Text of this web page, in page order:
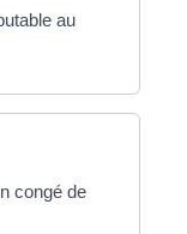
au
congé de